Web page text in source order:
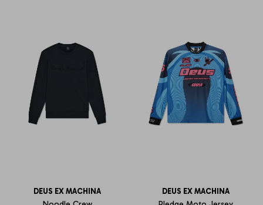
DEUS EX MACHINA DEUS EX MACHINA